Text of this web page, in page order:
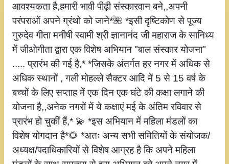
आवश्यकता है,हमारी भावी पीढ़ी संस्कारवान बने,,अपनी
परंपराओं अपने ग्रंथो को जाने*🌺 *इसी दृष्टिकोण से पूज्य
गुरुदेव गीता मनीषी स्वामी श्री ज्ञानानंद जी महाराज के सानिध्य
में जीओगीता द्वारा एक विशेष अभियान "बाल संस्कार योजना"
..... प्रारंभ की गई है,* *जिसके अंतर्गत हर नगर में अधिक से
अधिक स्थानों , गली मोहल्ले सैक्टर आदि में 5 से 15 वर्ष के
बच्चों के लिए सप्ताह में एक दिन एक घंटे की कक्षा लगाने की
योजना है,,अनेक नगरों में ये कक्षाएं मई के अंतिम रविवार से
प्रारंभ हो चुकीं हैं,* 💫 *इस अभियान में महिला मंडलों का
विशेष योगदान है*🌻 *अतः अन्य सभी समितियों के संयोजक/
अध्यक्ष/पदाधिकारियों से विशेष आग्रह है कि अपने महिला